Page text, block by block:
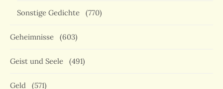
Sonstige Gedichte (770)
Geheimnisse (603)
Geist und Seele (491)
Geld (571)